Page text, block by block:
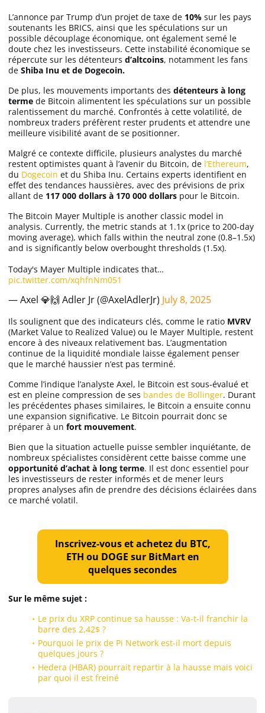
L’annonce par Trump d’un projet de taxe de 10% sur les pays
soutenants les BRICS, ainsi que les spéculations sur un
possible découplage économique, ont également semé le
doute chez les investisseurs. Cette instabilité économique se
répercute sur les détenteurs d’altcoins, notamment les fans
de Shiba Inu et de Dogecoin.
De plus, les mouvements importants des détenteurs à long
terme de Bitcoin alimentent les spéculations sur un possible
ralentissement du marché. Confrontés à cette volatilité, de
nombreux traders préfèrent rester prudents et attendre une
meilleure visibilité avant de se positionner.
Malgré ce contexte difficile, plusieurs analystes du marché
restent optimistes quant à l’avenir du Bitcoin, de l’Ethereum,
du Dogecoin et du Shiba Inu. Certains experts identifient en
effet des tendances haussières, avec des prévisions de prix
allant de 117 000 dollars à 170 000 dollars pour le Bitcoin.
The Bitcoin Mayer Multiple is another classic model in
analysis. Currently, the metric stands at 1.1х (price to 200-day
moving average), which falls within the neutral zone (0.8–1.5х)
and is significantly below overbought thresholds (1.5х).
Today's Mayer Multiple indicates that…
pic.twitter.com/xqhfnNm051
— Axel 💎🙌 Adler Jr (@AxelAdlerJr) July 8, 2025
Ils soulignent que des indicateurs clés, comme le ratio MVRV
(Market Value to Realized Value) ou le Mayer Multiple, restent
encore à des niveaux relativement bas. L’augmentation
continue de la liquidité mondiale laisse également penser
que le marché haussier n’est pas terminé.
Comme l’indique l’analyste Axel, le Bitcoin est sous-évalué et
est en pleine compression de ses bandes de Bollinger. Durant
les précédentes phases similaires, le Bitcoin a ensuite connu
une expansion significative. Le Bitcoin pourrait donc se
préparer à un fort mouvement.
Bien que la situation actuelle puisse sembler inquiétante, de
nombreux spécialistes considèrent cette baisse comme une
opportunité d’achat à long terme. Il est donc essentiel pour
les investisseurs de rester informés et de mener leurs
propres analyses afin de prendre des décisions éclairées dans
ce marché volatil.
Inscrivez-vous et achetez du BTC,
ETH ou DOGE sur BitMart en
quelques secondes
Sur le même sujet :
Le prix du XRP continue sa hausse : Va-t-il franchir la
barre des 2,42$ ?
Pourquoi le prix de Pi Network est-il mort depuis
quelques jours ?
Hedera (HBAR) pourrait repartir à la hausse mais voici
par quoi il est freiné